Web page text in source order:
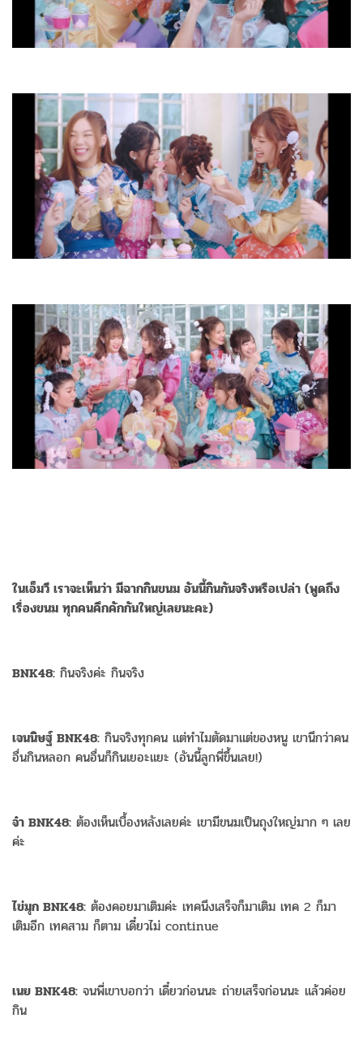
ในเอ็มวี เราจะเห็นว่า มีฉากกินขนม อันนี้กินกันจริงหรือเปล่า (พูดถึง
เรื่องขนม ทุกคนคึกคักกันใหญ่เลยนะคะ)
BNK48: กินจริงค่ะ กินจริง
เจนนิษฐ์ BNK48: กินจริงทุกคน แต่ทำไมตัดมาแต่ของหนู เขานึกว่าคน
อื่นกินหลอก คนอื่นก็กินเยอะแยะ (อันนี้ลูกพี่ขึ้นเลย!)
จ๋า BNK48: ต้องเห็นเบื้องหลังเลยค่ะ เขามีขนมเป็นถุงใหญ่มาก ๆ เลย
ค่ะ
ไข่มุก BNK48: ต้องคอยมาเติมค่ะ เทคนึงเสร็จก็มาเติม เทค 2 ก็มา
เติมอีก เทคสาม ก็ตาม เดี๋ยวไม่ continue
เนย BNK48: จนพี่เขาบอกว่า เดี๋ยวก่อนนะ ถ่ายเสร็จก่อนนะ แล้วค่อย
กิน